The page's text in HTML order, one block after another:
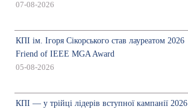
07-08-2026
КПІ ім. Ігоря Сікорського став лауреатом 2026
Friend of IEEE MGA Award
05-08-2026
КПІ — у трійці лідерів вступної кампанії 2026